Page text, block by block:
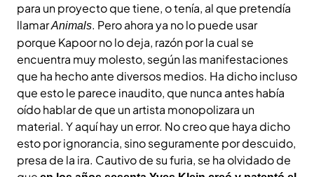
para un proyecto que tiene, o tenía, al que pretendía
llamarAnimals. Pero ahora ya no lo puede usar
porque Kapoor no lo deja, razón por la cual se
encuentra muy molesto, según las manifestaciones
que ha hecho ante diversos medios. Ha dicho incluso
que esto le parece inaudito, que nunca antes había
oído hablar de que un artista monopolizara un
material. Y aquí hay un error. No creo que haya dicho
esto por ignorancia, sino seguramente por descuido,
presa de la ira. Cautivo de su furia, se ha olvidado de